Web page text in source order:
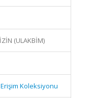
(ULAKBİM)
Erişim Koleksiyonu